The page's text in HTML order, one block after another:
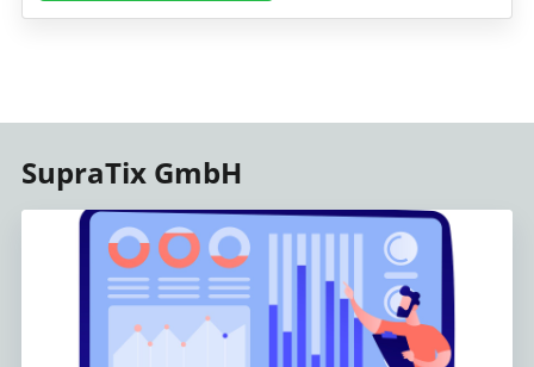
SupraTix GmbH